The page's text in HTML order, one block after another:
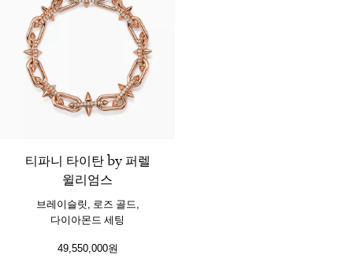
티파니 타이탄 by 퍼렐
윌리엄스
브레이슬릿, 로즈 골드,
다이아몬드 세팅
49,550,000원